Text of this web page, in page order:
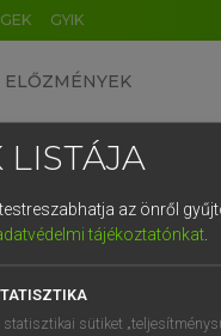
GYIK
ELŐZMÉNYEK
angol
fn
időzés (vhol)
LISTÁJA
az önről
tájékoztatónkat.
statisztikai sütiket
DE CN FR ES IT NL
1 2 3 4
q w e